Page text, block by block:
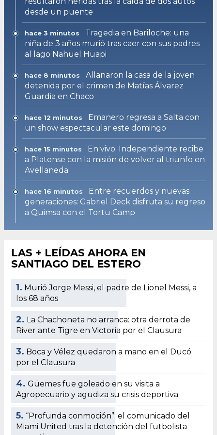
desde un puente
hace 3 minutos
Tragedia en Bariloche: una
niña de 3 años murió tras caer con sus padres
al lago Nahuel Huapi
hace 8 minutos
Allanaron la casa de la joven
detenida por el crimen de Matías Álvarez
Guardia en Chaco
hace 12 minutos
Emanero regresa a Salta con
un show espectacular este domingo
hace 15 minutos
En vivo: Independiente recibe
a Platense con la misión de volver al triunfo en
Avellaneda
hace 16 minutos
Entre recuerdos y nuevas
generaciones: Gabriel Deck disfruta su regreso
a Quimsa con el Tortu Camp
LAS + LEÍDAS AHORA EN
SANTIAGO DEL ESTERO
1. Murió Jorge Messi, el padre de Lionel Messi, a
los 68 años
2. La Chachoneta no arranca: otra derrota de
River ante Tigre en Victoria por el Clausura
3. Boca y Vélez quedaron a mano en el Ducó
por el Clausura
4. Güemes fue goleado en su visita a
Agropecuario y agudiza su crisis deportiva
5. “Profunda conmoción”: el comunicado del
Miami United tras la detención del futbolista